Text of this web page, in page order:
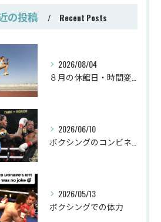
の投稿 Recent Posts
2026/08/04
2026/06/10
2026/05/13
ボクシングでの体力